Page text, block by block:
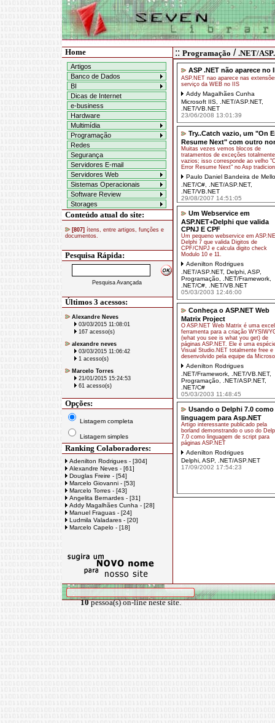
Home
Artigos
Banco de Dados
BI
Dicas de Internet
e-business
Hardware
Multimídia
Programação
Redes
Segurança
Servidores E-mail
Servidores Web
Sistemas Operacionais
Software Review
Storages
Conteúdo atual do site:
[807] ítens, entre artigos, funções e
documentos.
Pesquisa Rápida:
Pesquisa Avançada
Últimos 3 acessos:
Alexandre Neves
03/03/2015 11:08:01
167 acesso(s)
alexandre neves
03/03/2015 11:06:42
1 acesso(s)
Marcelo Torres
21/01/2015 15:24:53
61 acesso(s)
Opções:
Listagem completa
Listagem simples
Ranking Colaboradores:
Adenilton Rodrigues - [304]
Alexandre Neves - [61]
Douglas Freire - [54]
Marcelo Giovanni - [53]
Marcelo Torres - [43]
Angelita Bernardes - [31]
Addy Magalhães Cunha - [28]
Manuel Fraguas - [24]
Ludmila Valadares - [20]
Marcelo Capelo - [18]
:: Programação / .NET/
ASP .NET não aparece no
ASP.NET nao aparece nas
serviço da WEB no IIS
Addy Magalhães Cunha
Microsoft IIS, .NET/ASP.NET,
.NET/VB.NET
23/06/2008 13:01:39
Try..Catch vazio, um "On
Resume Next" com outro
Muitas vezes vemos blocos de
tratamentos de exceções totalmente
vazios; isso corresponde ao velho
Error Resume Next" no Asp
Paulo Daniel Bandeira de Mello
.NET/C#, .NET/ASP.NET,
.NET/VB.NET
29/08/2007 14:51:05
Um Webservice em
ASP.NET+Delphi que valida
CPNJ E CPF
Um pequeno webservice em
Delphi 7 que valida Digitos de
CPF/CNPJ e calcula digito check
Modulo 10 e 11.
Adenilton Rodrigues
.NET/ASP.NET, Delphi, ASP,
Programação, .NET/Framework,
.NET/C#,
.NET/VB.NET
05/03/2003 12:46:00
Conheça o ASP.NET Web
Matrix Project
O ASP.NET Web Matrix é uma
ferramenta para a criação
(what you see is what you get) de
páginas ASP.NET. Ele é uma
Visual Studio.NET totalmente free e
desenvolvido pela equipe da
Adenilton Rodrigues
.NET/Framework, .NET/VB.NET,
Programação, .NET/ASP.NET,
.NET/C#
05/03/2003 11:48:45
Usando o Delphi 7.0 como
linguagem para Asp.NET
Artigo interessante publicado pela
borland demonstrando o uso do
7.0 como linguagem de script para
páginas ASP.NET
Adenilton Rodrigues
Delphi, ASP,
.NET/ASP.NET
17/09/2002 17:54:23
10pessoa(s) on-line neste site.